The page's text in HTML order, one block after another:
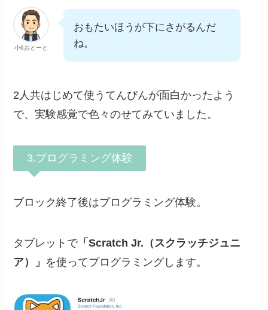
小6おとーと
おもたいほうが下にさがるんだ
ね。
2人共はじめて使うてんびんが面白かったよう
で、実験感覚で色々のせてみていました。
3.プログラミング体験
ブロック終了後はプログラミング体験。
タブレットで「Scratch Jr.（スクラッチジュニ
ア）」 を使ってプログラミングします。